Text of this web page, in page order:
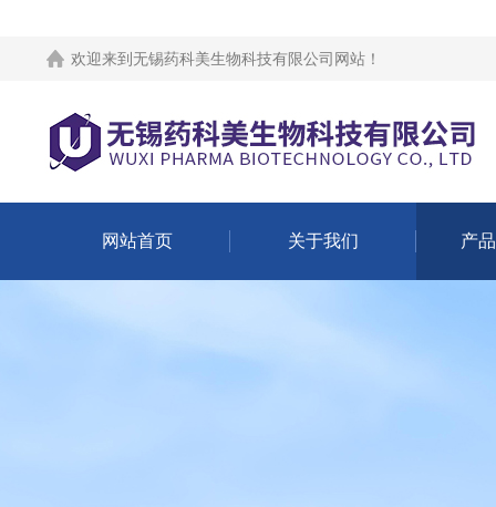
欢迎来到 无锡药科美生物科技有限公司网站 ！
网站首页 关于我们 产